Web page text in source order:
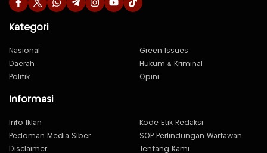
Kategori
Nasional
Green Issues
Daerah
Hukum & Kriminal
Politik
Opini
Informasi
Info Iklan
Kode Etik Redaksi
Pedoman Media Siber
SOP Perlindungan Wartawan
Disclaimer
Tentang Kami